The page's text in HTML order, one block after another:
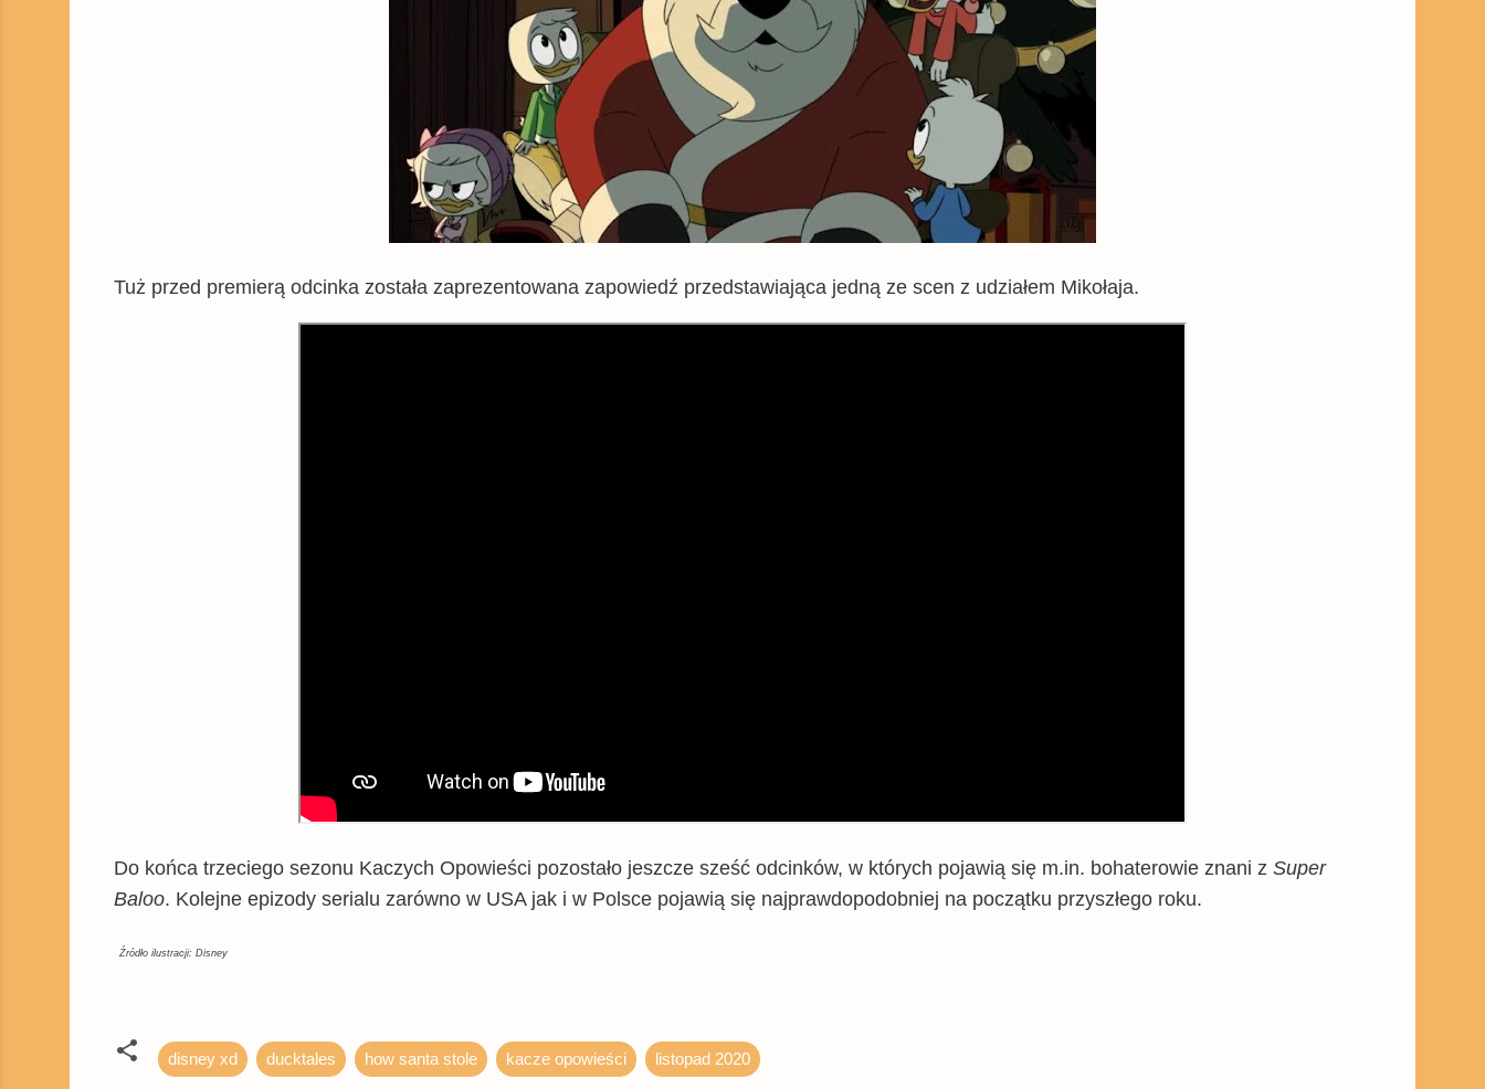
Tuż przed premierą odcinka została zaprezentowana zapowiedź przedstawiająca jedną ze scen z udziałem Mikołaja.
Do końca trzeciego sezonu Kaczych Opowieści pozostało jeszcze sześć odcinków, w których pojawią się m.in. bohaterowie znani z Super
Baloo. Kolejne epizody serialu zarówno w USA jak i w Polsce pojawią się najprawdopodobniej na początku przyszłego roku.
Źródło ilustracji: Disney
disney xd ducktales how santa stole kacze opowieści listopad 2020